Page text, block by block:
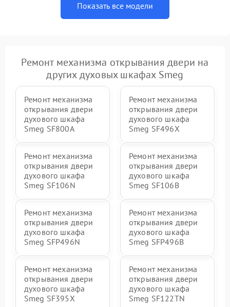
Показать все модели
Ремонт механизма открывания двери на
других духовых шкафах Smeg
Ремонт механизма
открывания двери
духового шкафа
Smeg SF800A
Ремонт механизма
открывания двери
духового шкафа
Smeg SF496X
Ремонт механизма
открывания двери
духового шкафа
Smeg SF106N
Ремонт механизма
открывания двери
духового шкафа
Smeg SF106B
Ремонт механизма
открывания двери
духового шкафа
Smeg SFP496N
Ремонт механизма
открывания двери
духового шкафа
Smeg SFP496B
Ремонт механизма
открывания двери
духового шкафа
Smeg SF395X
Ремонт механизма
открывания двери
духового шкафа
Smeg SF122TN